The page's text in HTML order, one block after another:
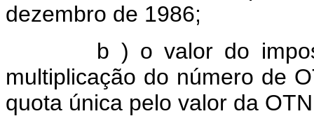
dezembro de 1986;
b ) o valor do imposto
multiplicação do número de
quota única pelo valor da